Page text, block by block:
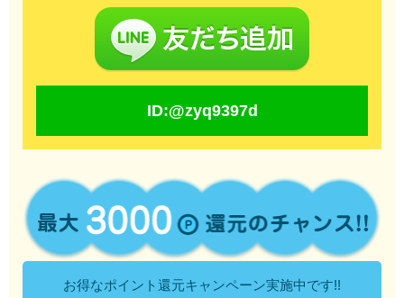
ID:@zyq9397d
お得なポイント還元キャンペーン実施中です!!